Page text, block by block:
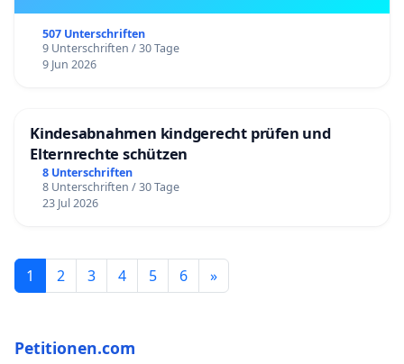
507 Unterschriften
9 Unterschriften / 30 Tage
9 Jun 2026
Kindesabnahmen kindgerecht prüfen und
Elternrechte schützen
8 Unterschriften
8 Unterschriften / 30 Tage
23 Jul 2026
1 2 3 4 5 6 »
Petitionen.com